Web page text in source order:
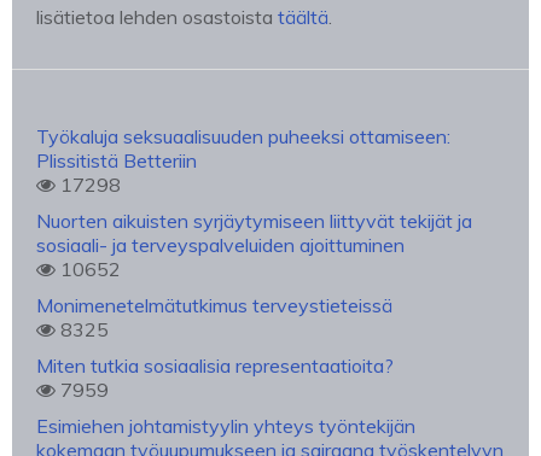
lisätietoa lehden osastoista täältä.
Työkaluja seksuaalisuuden puheeksi ottamiseen:
Plissitistä Betteriin
17298
Nuorten aikuisten syrjäytymiseen liittyvät tekijät ja
sosiaali- ja terveyspalveluiden ajoittuminen
10652
Monimenetelmätutkimus terveystieteissä
8325
Miten tutkia sosiaalisia representaatioita?
7959
Esimiehen johtamistyylin yhteys työntekijän
kokemaan työuupumukseen ja sairaana työskentelyyn